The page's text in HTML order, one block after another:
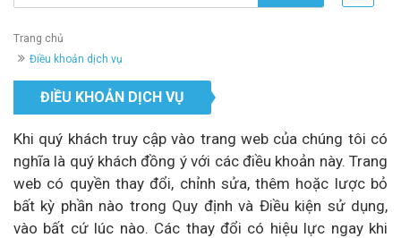
Trang chủ
Điều khoản dịch vụ
ĐIỀU KHOẢN DỊCH VỤ
Khi quý khách truy cập vào trang web của chúng tôi có
nghĩa là quý khách đồng ý với các điều khoản này. Trang
web có quyền thay đổi, chỉnh sửa, thêm hoặc lược bỏ
bất kỳ phần nào trong Quy định và Điều kiện sử dụng,
vào bất cứ lúc nào. Các thay đổi có hiệu lực ngay khi